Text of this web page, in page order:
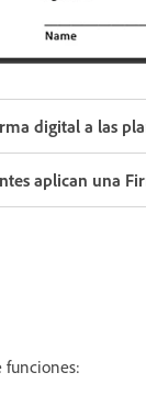
digital a las
aplican una
funciones: